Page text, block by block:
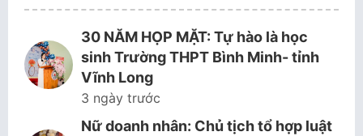
30 NĂM HỌP MẶT: Tự hào là học
sinh Trường THPT Bình Minh- tỉnh
Vĩnh Long
3 ngày trước
Nữ doanh nhân: Chủ tịch tổ hợp luật